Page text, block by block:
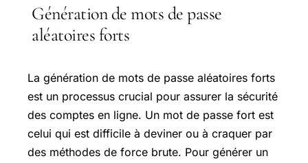
Génération de mots de passe
aléatoires forts
La génération de mots de passe aléatoires forts
est un processus crucial pour assurer la sécurité
des comptes en ligne. Un mot de passe fort est
celui qui est difficile à deviner ou à craquer par
des méthodes de force brute. Pour générer un